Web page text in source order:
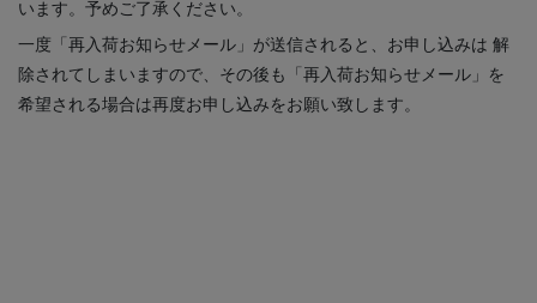
います。予めご了承ください。
一度「再入荷お知らせメール」が送信されると、お申し込みは 解
除されてしまいますので、その後も「再入荷お知らせメール」を
希望される場合は再度お申し込みをお願い致します。